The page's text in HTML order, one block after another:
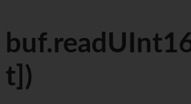
t])